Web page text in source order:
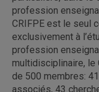
profession
CRIFPE est le seul
exclusivement à
profession
multidisciplinaire, le
de 500 membres:
associés, 43